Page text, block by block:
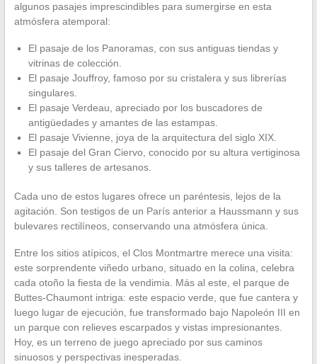
algunos pasajes imprescindibles para sumergirse en esta
atmósfera atemporal:
El pasaje de los Panoramas, con sus antiguas tiendas y
vitrinas de colección.
El pasaje Jouffroy, famoso por su cristalera y sus librerías
singulares.
El pasaje Verdeau, apreciado por los buscadores de
antigüedades y amantes de las estampas.
El pasaje Vivienne, joya de la arquitectura del siglo XIX.
El pasaje del Gran Ciervo, conocido por su altura vertiginosa
y sus talleres de artesanos.
Cada uno de estos lugares ofrece un paréntesis, lejos de la
agitación. Son testigos de un París anterior a Haussmann y sus
bulevares rectilíneos, conservando una atmósfera única.
Entre los sitios atípicos, el Clos Montmartre merece una visita:
este sorprendente viñedo urbano, situado en la colina, celebra
cada otoño la fiesta de la vendimia. Más al este, el parque de
Buttes-Chaumont intriga: este espacio verde, que fue cantera y
luego lugar de ejecución, fue transformado bajo Napoleón III en
un parque con relieves escarpados y vistas impresionantes.
Hoy, es un terreno de juego apreciado por sus caminos
sinuosos y perspectivas inesperadas.